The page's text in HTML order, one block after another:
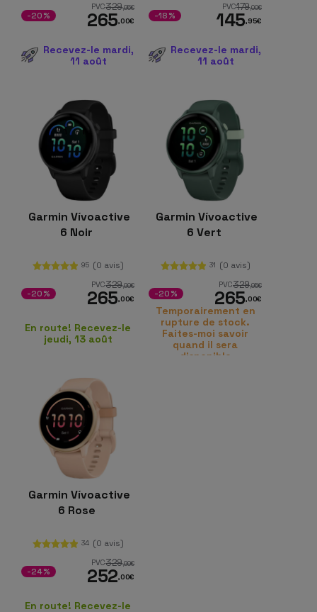
PVC329,95€
265,00€
-20%
Recevez-le mardi,
11 août
PVC179,00€
145,95€
-18%
Recevez-le mardi,
11 août
Garmin Vívoactive
6 Noir
95 (0 avis)
PVC329,99€
265,00€
-20%
En route! Recevez-le
jeudi, 13 août
Garmin Vívoactive
6 Vert
31 (0 avis)
PVC329,95€
265,00€
-20%
Temporairement en
rupture de stock.
Faites-moi savoir
quand il sera
disponible
Garmin Vívoactive
6 Rose
34 (0 avis)
PVC329,99€
252,00€
-24%
En route! Recevez-le